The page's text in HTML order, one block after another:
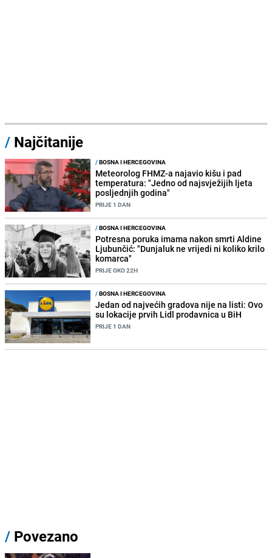
/ Najčitanije
/BOSNA I HERCEGOVINA
Meteorolog FHMZ-a najavio kišu i pad
temperatura: "Jedno od najsvježijih ljeta
posljednjih godina"
PRIJE 1 DAN
/BOSNA I HERCEGOVINA
Potresna poruka imama nakon smrti Aldine
Ljubunčić: "Dunjaluk ne vrijedi ni koliko krilo
komarca"
PRIJE OKO 22H
/BOSNA I HERCEGOVINA
Jedan od najvećih gradova nije na listi: Ovo
su lokacije prvih Lidl prodavnica u BiH
PRIJE 1 DAN
/ Povezano